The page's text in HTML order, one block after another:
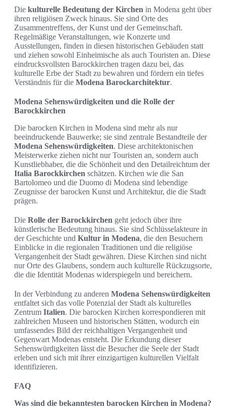
Die kulturelle Bedeutung der Kirchen in Modena geht über
ihren religiösen Zweck hinaus. Sie sind Orte des
Zusammentreffens, der Kunst und der Gemeinschaft.
Regelmäßige Veranstaltungen, wie Konzerte und
Ausstellungen, finden in diesen historischen Gebäuden statt
und ziehen sowohl Einheimische als auch Touristen an. Diese
eindrucksvollsten Barockkirchen tragen dazu bei, das
kulturelle Erbe der Stadt zu bewahren und fördern ein tiefes
Verständnis für die Modena Barockarchitektur.
Modena Sehenswürdigkeiten und die Rolle der
Barockkirchen
Die barocken Kirchen in Modena sind mehr als nur
beeindruckende Bauwerke; sie sind zentrale Bestandteile der
Modena Sehenswürdigkeiten. Diese architektonischen
Meisterwerke ziehen nicht nur Touristen an, sondern auch
Kunstliebhaber, die die Schönheit und den Detailreichtum der
Italia Barockkirchen schätzen. Kirchen wie die San
Bartolomeo und die Duomo di Modena sind lebendige
Zeugnisse der barocken Kunst und Architektur, die die Stadt
prägen.
Die Rolle der Barockkirchen geht jedoch über ihre
künstlerische Bedeutung hinaus. Sie sind Schlüsselakteure in
der Geschichte und Kultur in Modena, die den Besuchern
Einblicke in die regionalen Traditionen und die religiöse
Vergangenheit der Stadt gewähren. Diese Kirchen sind nicht
nur Orte des Glaubens, sondern auch kulturelle Rückzugsorte,
die die Identität Modenas widerspiegeln und bereichern.
In der Verbindung zu anderen Modena Sehenswürdigkeiten
entfaltet sich das volle Potenzial der Stadt als kulturelles
Zentrum Italien. Die barocken Kirchen korrespondieren mit
zahlreichen Museen und historischen Stätten, wodurch ein
umfassendes Bild der reichhaltigen Vergangenheit und
Gegenwart Modenas entsteht. Die Erkundung dieser
Sehenswürdigkeiten lässt die Besucher die Seele der Stadt
erleben und sich mit ihrer einzigartigen kulturellen Vielfalt
identifizieren.
FAQ
Was sind die bekanntesten barocken Kirchen in Modena?